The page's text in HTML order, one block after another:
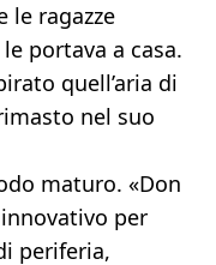
le ragazze
portava a casa.
quell’aria di
nel suo
maturo. «Don
per
periferia,